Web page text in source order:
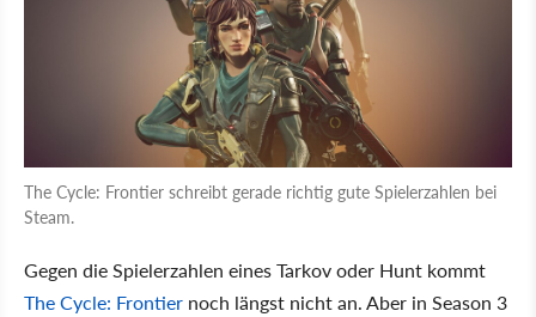
The Cycle: Frontier schreibt gerade richtig gute Spielerzahlen bei
Steam.
Gegen die Spielerzahlen eines Tarkov oder Hunt kommt
The Cycle: Frontier noch längst nicht an. Aber in Season 3